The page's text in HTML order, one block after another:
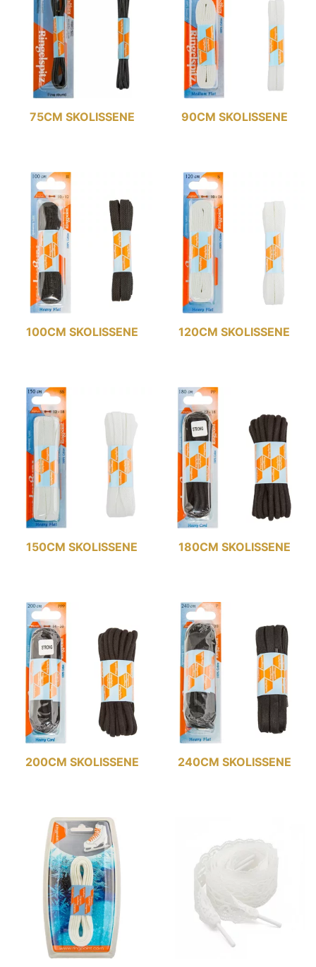
75CM SKOLISSENE 90CM SKOLISSENE
100CM SKOLISSENE 120CM SKOLISSENE
150CM SKOLISSENE 180CM SKOLISSENE
200CM SKOLISSENE 240CM SKOLISSENE